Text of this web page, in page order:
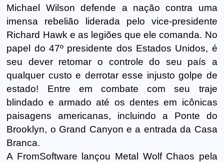
Michael Wilson defende a nação contra uma
imensa rebelião liderada pelo vice-presidente
Richard Hawk e as legiões que ele comanda. No
papel do 47º presidente dos Estados Unidos, é
seu dever retomar o controle do seu país a
qualquer custo e derrotar esse injusto golpe de
estado! Entre em combate com seu traje
blindado e armado até os dentes em icônicas
paisagens americanas, incluindo a Ponte do
Brooklyn, o Grand Canyon e a entrada da Casa
Branca.
A FromSoftware lançou Metal Wolf Chaos pela